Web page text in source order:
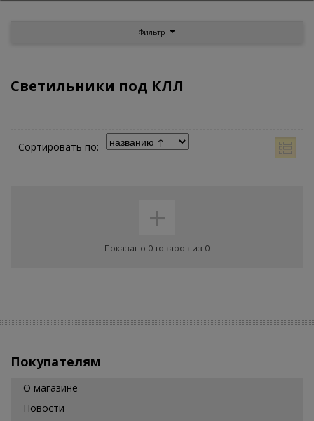
Фильтр
Светильники под КЛЛ
Сортировать по:
+
Показано 0 товаров из 0
Покупателям
О магазине
Новости